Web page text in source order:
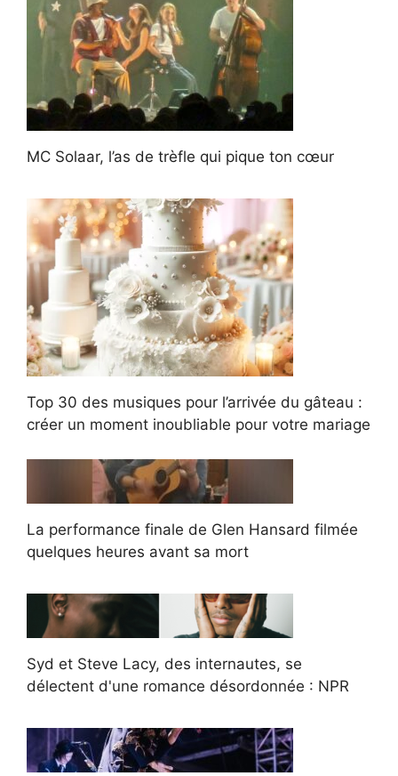
MC Solaar, l’as de trèfle qui pique ton cœur
Top 30 des musiques pour l’arrivée du gâteau :
créer un moment inoubliable pour votre mariage
La performance finale de Glen Hansard filmée
quelques heures avant sa mort
Syd et Steve Lacy, des internautes, se
délectent d'une romance désordonnée : NPR